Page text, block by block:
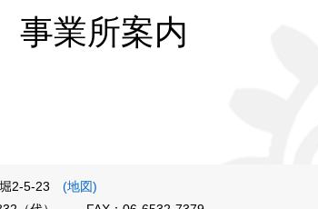
事業所案内
2-5-23 (地図)